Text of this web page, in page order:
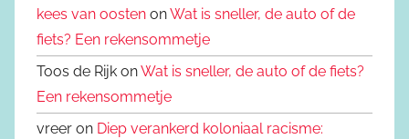
kees van oosten onWat is sneller, de auto of de
fiets? Een rekensommetje
Toos de Rijk onWat is sneller, de auto of de fiets?
Een rekensommetje
vreer on Diep verankerd koloniaal racisme: